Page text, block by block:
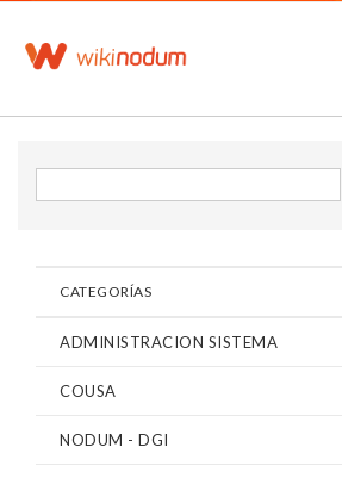
CATEGORÍAS
ADMINISTRACION SISTEMA
COUSA
NODUM - DGI